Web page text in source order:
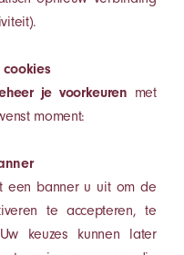
je voorkeuren met
moment:
een banner u uit om de
te accepteren, te
keuzes kunnen later